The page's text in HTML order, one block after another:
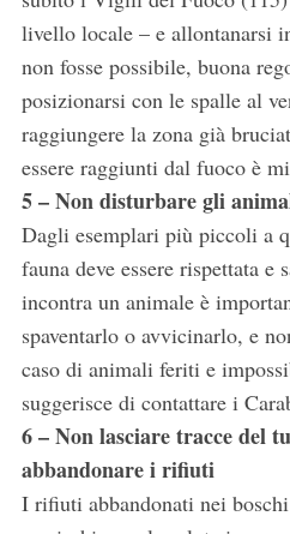
livello locale – e allontanarsi
non fosse possibile, buona
posizionarsi con le spalle al
raggiungere la zona già
essere raggiunti dal fuoco è
5 – Non disturbare gli
Dagli esemplari più piccoli a
fauna deve essere rispettata e
incontra un animale è
spaventarlo o avvicinarlo, e
caso di animali feriti e
suggerisce di contattare i
6 – Non lasciare tracce del
abbandonare i rifiuti
I rifiuti abbandonati nei